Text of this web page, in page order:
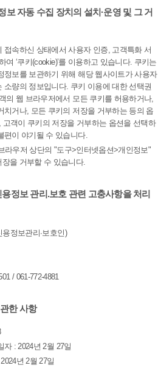
보 자동 수집 장치의 설치·운영 및 그 거
접속하신 상태에서 사용자 인증, 고객특화 서
‘쿠키(cookie)’를 이용하고 있습니다. 쿠키는
정보를 보관하기 위해 해당 웹사이트가 사용자
소량의 정보입니다. 쿠키 이용에 대한 선택권
의 웹 브라우저에서 모든 쿠키를 허용하거나,
치거나, 모든 쿠키의 저장을 거부하는 등의 옵
객이 쿠키의 저장을 거부하는 옵션을 선택하
편이 야기될 수 있습니다.
라우저 상단의 "도구>인터넷옵션>개인정보"
을 거부할 수 있습니다.
정보 관리.보호 관련 고충사항을 처리
용정보관리·보호인)
/ 061-772-4881
한 사항
: 2024년 2월 27일
년 2월 27일